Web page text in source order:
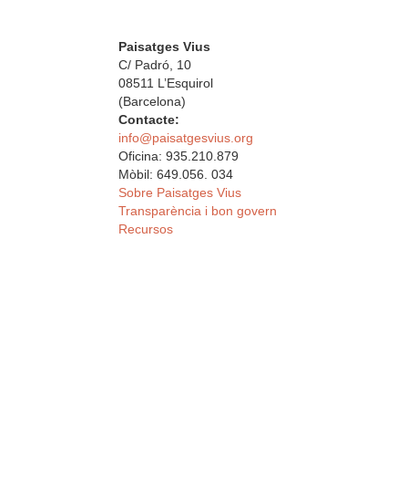
Paisatges Vius
C/ Padró, 10
08511 L’Esquirol
(Barcelona)
Contacte:
info@paisatgesvius.org
Oficina: 935.210.879
Mòbil: 649.056. 034
Sobre Paisatges Vius
Transparència i bon govern
Recursos